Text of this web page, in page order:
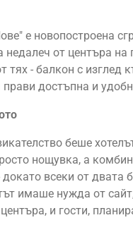
е новопостроена
недалеч от центъра
тях - балкон с
прави достъпна и
беше
нощувка, а
всеки от двата
имаше нужда от
и гости,